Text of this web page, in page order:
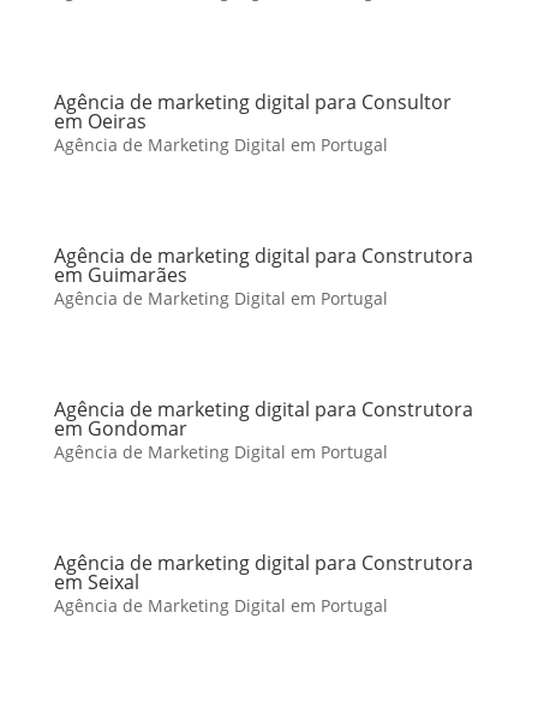
Agência de marketing digital para Consultor
em Oeiras
Agência de Marketing Digital em Portugal
Agência de marketing digital para Construtora
em Guimarães
Agência de Marketing Digital em Portugal
Agência de marketing digital para Construtora
em Gondomar
Agência de Marketing Digital em Portugal
Agência de marketing digital para Construtora
em Seixal
Agência de Marketing Digital em Portugal